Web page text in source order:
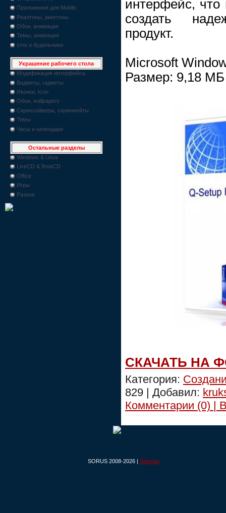
Приложения для Mobile
Реалтоны, рингтоны
Обои, анимация
Темы, анимация
sms и будильники
Украшение рабочего стола
Модификация интерфейса
Виджеты, гаджеты
Иконки, Icon
Обои, wallpapers
Скринсейверы, скринмейты
Темы
Часы и календари
Остальные разделы
Windows & Linux
LiveCD & BootCD
Office
Игры
Разное
интерфейс, что
создать
продукт.
Microsoft
Размер: 9,18 МБ
СКАЧАТЬ НА
Категория:
829 | Добавил:
Комментарии (0) |
SORUS 2008-2026 | Sitemap